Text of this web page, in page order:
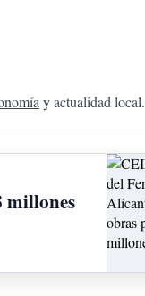
y actualidad local.
millones